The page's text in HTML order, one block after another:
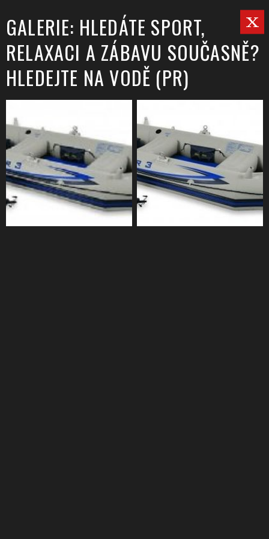
GALERIE: HLEDÁTE SPORT,
RELAXACI A ZÁBAVU SOUČASNĚ?
HLEDEJTE NA VODĚ (PR)